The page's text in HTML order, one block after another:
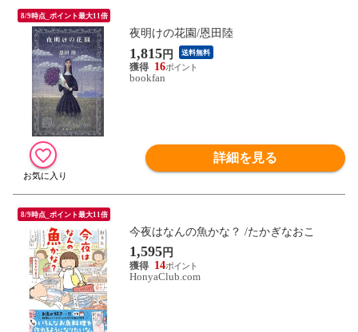
8/9時点_ポイント最大11倍
夜明けの花園/恩田陸
1,815円 送料無料
16
bookfan
詳細を見る
8/9時点_ポイント最大11倍
今夜はなんの魚かな？ /たかぎなおこ
1,595円
14
HonyaClub.com